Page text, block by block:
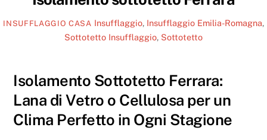
INSUFFLAGGIO CASA Insufflaggio, Insufflaggio Emilia-Romagna,
Sottotetto Insufflaggio, Sottotetto
Isolamento Sottotetto Ferrara:
Lana di Vetro o Cellulosa per un
Clima Perfetto in Ogni Stagione